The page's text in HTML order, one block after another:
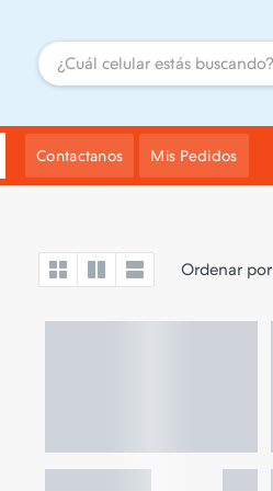
Contactanos Mis Pedidos
Ordenar por